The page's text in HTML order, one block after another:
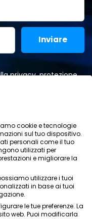
privacy,protezione
Informativa sulla privacy
Condizioni generali
Politica sui cookies
Politica di sicurezza
Contatti
cookie e tecnologie
sul tuo dispositivo.
personali come il tuo
utilizzati per
e migliorare la
utilizzare i tuoi
in base ai tuoi
le tue preferenze. La
web. Puoi modificarla